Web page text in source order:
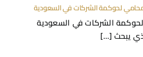
محامي لحوكمة الشركات في السعودية
الشركات في السعودية
يبحث [...]